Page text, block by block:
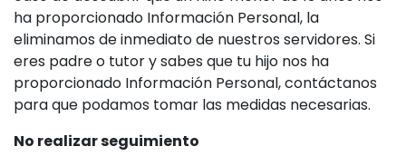
ha proporcionado Información Personal, la
eliminamos de inmediato de nuestros servidores. Si
eres padre o tutor y sabes que tu hijo nos ha
proporcionado Información Personal, contáctanos
para que podamos tomar las medidas necesarias.
No realizar seguimiento